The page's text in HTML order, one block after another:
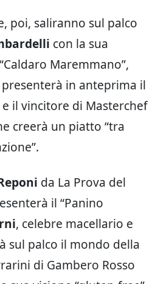
poi, saliranno sul palco
con la sua
Maremmano”,
in anteprima il
e il vincitore di Masterchef
creerà un piatto “tra
da La Prova del
il “Panino
, celebre macellario e
sul palco il mondo della
di Gambero Rosso